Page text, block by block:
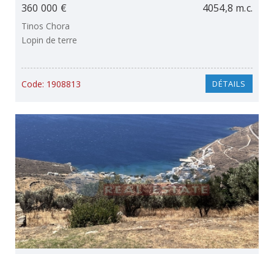
360 000 € 4054,8 m.c.
Tinos Chora
Lopin de terre
Code: 1908813 DÉTAILS